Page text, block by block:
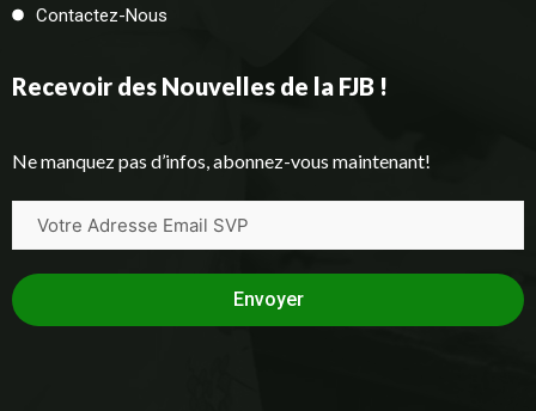
Contactez-Nous
Recevoir des Nouvelles de la FJB !
Ne manquez pas d’infos, abonnez-vous maintenant!
Envoyer